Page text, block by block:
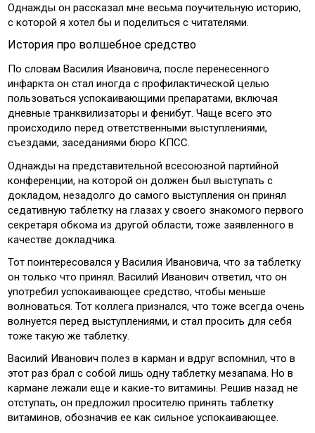
Однажды он рассказал мне весьма поучительную историю,
с которой я хотел бы и поделиться с читателями.
История про волшебное средство
По словам Василия Ивановича, после перенесенного
инфаркта он стал иногда с профилактической целью
пользоваться успокаивающими препаратами, включая
дневные транквилизаторы и фенибут. Чаще всего это
происходило перед ответственными выступлениями,
съездами, заседаниями бюро КПСС.
Однажды на представительной всесоюзной партийной
конференции, на которой он должен был выступать с
докладом, незадолго до самого выступления он принял
седативную таблетку на глазах у своего знакомого первого
секретаря обкома из другой области, тоже заявленного в
качестве докладчика.
Тот поинтересовался у Василия Ивановича, что за таблетку
он только что принял. Василий Иванович ответил, что он
употребил успокаивающее средство, чтобы меньше
волноваться. Тот коллега признался, что тоже всегда очень
волнуется перед выступлениями, и стал просить для себя
тоже такую же таблетку.
Василий Иванович полез в карман и вдруг вспомнил, что в
этот раз брал с собой лишь одну таблетку мезапама. Но в
кармане лежали еще и какие-то витамины. Решив назад не
отступать, он предложил просителю принять таблетку
витаминов, обозначив ее как сильное успокаивающее.